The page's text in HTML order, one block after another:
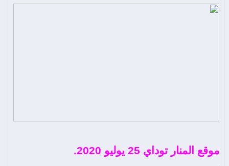
موقع المنار توداي 25 يوليو 2020.